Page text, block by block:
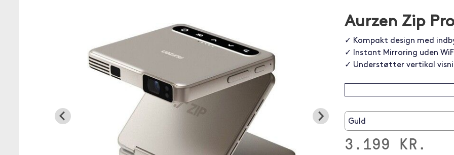
Aurzen Zip
✓ Kompakt design med
✓ Instant Mirroring uden
✓ Understøtter vertikal
Guld
3.199 KR.